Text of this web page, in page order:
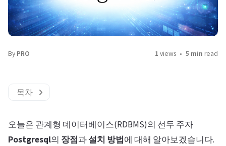
By PRO 1 views 5 min read
목차
오늘은 관계형 데이터베이스(RDBMS)의 선두 주자
Postgresql의 장점과설치 방법에 대해 알아보겠습니다.